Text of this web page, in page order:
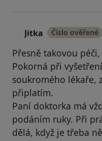
Jitka Číslo ověřené
Přesně takovou
Pokorná při
soukromého lékaře,
připlatím.
Paní doktorka má
podáním ruky. Při
dělá, když je třeba